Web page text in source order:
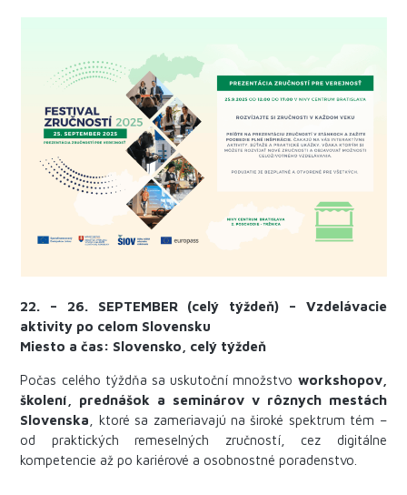
22. – 26. SEPTEMBER (celý týždeň) – Vzdelávacie
aktivity po celom Slovensku
Miesto a čas: Slovensko, celý týždeň
Počas celého týždňa sa uskutoční množstvo workshopov,
školení, prednášok a seminárov v rôznych mestách
Slovenska , ktoré sa zameriavajú na široké spektrum tém –
od praktických remeselných zručností, cez digitálne
kompetencie až po kariérové a osobnostné poradenstvo.